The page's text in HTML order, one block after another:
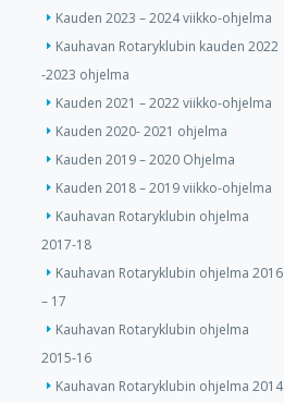
Kauden 2023 – 2024 viikko-ohjelma
Kauhavan Rotaryklubin kauden 2022
-2023 ohjelma
Kauden 2021 – 2022 viikko-ohjelma
Kauden 2020- 2021 ohjelma
Kauden 2019 – 2020 Ohjelma
Kauden 2018 – 2019 viikko-ohjelma
Kauhavan Rotaryklubin ohjelma
2017-18
Kauhavan Rotaryklubin ohjelma 2016
– 17
Kauhavan Rotaryklubin ohjelma
2015-16
Kauhavan Rotaryklubin ohjelma 2014